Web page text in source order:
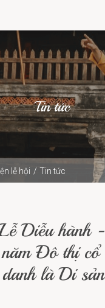
Tin tức
lễ hội
Tin tức
Diễu hành
Đô thị
là Di